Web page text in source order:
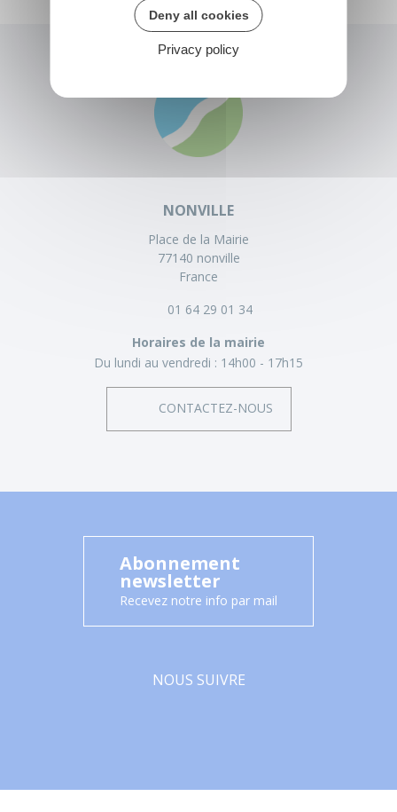
NONVILLE
Place de la Mairie
77140 nonville
France
01 64 29 01 34
Horaires de la mairie
Du lundi au vendredi : 14h00 - 17h15
CONTACTEZ-NOUS
Abonnement
newsletter
Recevez notre info par mail
NOUS SUIVRE
Deny all cookies
Privacy policy